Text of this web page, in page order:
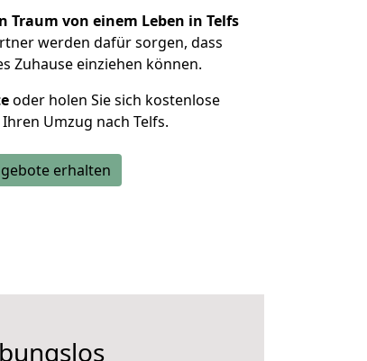
Traum von einem Leben in Telfs
werden dafür sorgen, dass
Zuhause einziehen können.
oder holen Sie sich kostenlose
Umzug nach Telfs.
erhalten